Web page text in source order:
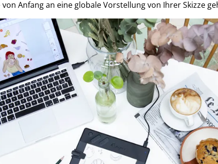
von Anfang an eine globale Vorstellung von Ihrer Skizze